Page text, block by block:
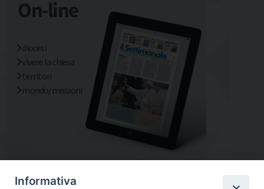
diocesi
vivere la chiesa
territori
mondo/missioni
Informativa